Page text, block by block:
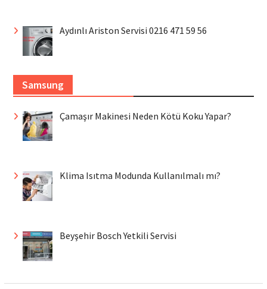
Aydınlı Ariston Servisi 0216 471 59 56
Samsung
Çamaşır Makinesi Neden Kötü Koku Yapar?
Klima Isıtma Modunda Kullanılmalı mı?
Beyşehir Bosch Yetkili Servisi